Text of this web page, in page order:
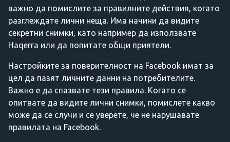
важно да помислите за правилните действия, когато
разглеждате лични неща. Има начини да видите
секретни снимки, като например да използвате
Haqerra или да попитате общи приятели.
Настройките за поверителност на Facebook имат за
цел да пазят личните данни на потребителите.
Важно е да спазвате тези правила. Когато се
опитвате да видите лични снимки, помислете какво
може да се случи и се уверете, че не нарушавате
правилата на Facebook.